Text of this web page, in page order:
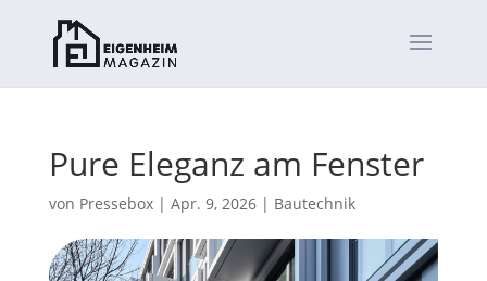
Pure Eleganz am Fenster
von Pressebox| Apr. 9, 2026| Bautechnik